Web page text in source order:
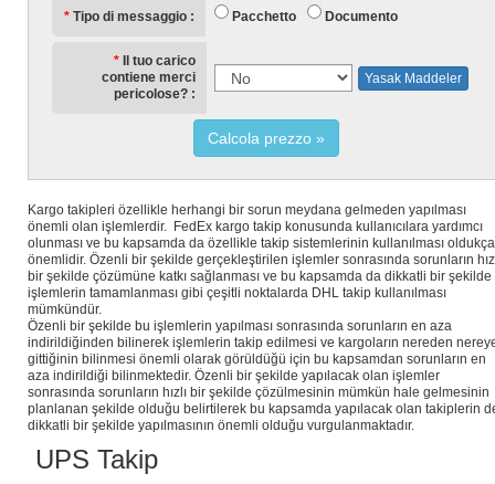
Tipo di messaggio Pacchetto Documento
Il tuo carico
contiene merci
pericolose?
Yasak Maddeler
Calcola prezzo
Kargo takipleri özellikle herhangi bir sorun meydana gelmeden yapılması
önemli olan işlemlerdir. FedEx kargo takip konusunda kullanıcılara yardımcı
olunması ve bu kapsamda da özellikle takip sistemlerinin kullanılması oldukça
önemlidir. Özenli bir şekilde gerçekleştirilen işlemler sonrasında sorunların
bir şekilde çözümüne katkı sağlanması ve bu kapsamda da dikkatli bir şekilde
işlemlerin tamamlanması gibi çeşitli noktalarda DHL takip kullanılması
mümkündür.
Özenli bir şekilde bu işlemlerin yapılması sonrasında sorunların en aza
indirildiğinden bilinerek işlemlerin takip edilmesi ve kargoların nereden
gittiğinin bilinmesi önemli olarak görüldüğü için bu kapsamdan sorunların en
aza indirildiği bilinmektedir. Özenli bir şekilde yapılacak olan işlemler
sonrasında sorunların hızlı bir şekilde çözülmesinin mümkün hale gelmesinin
planlanan şekilde olduğu belirtilerek bu kapsamda yapılacak olan takiplerin
dikkatli bir şekilde yapılmasının önemli olduğu vurgulanmaktadır.
UPS Takip